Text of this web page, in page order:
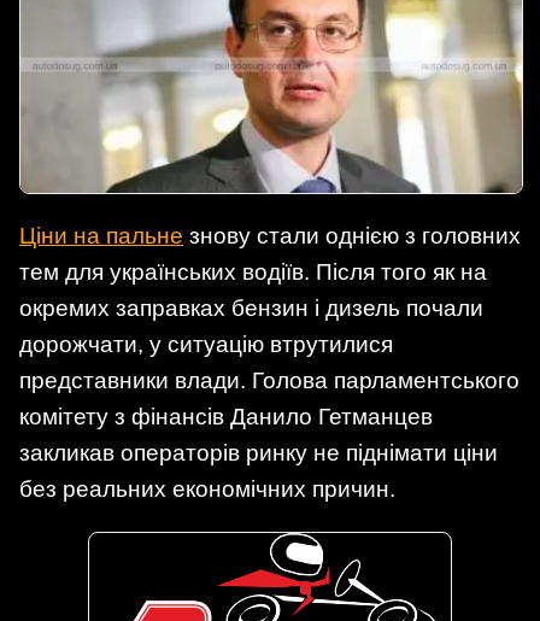
Ціни на пальне знову стали однією з головних
тем для українських водіїв. Після того як на
окремих заправках бензин і дизель почали
дорожчати, у ситуацію втрутилися
представники влади. Голова парламентського
комітету з фінансів Данило Гетманцев
закликав операторів ринку не піднімати ціни
без реальних економічних причин.